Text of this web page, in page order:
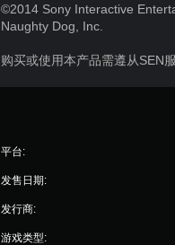
©2014 Sony Interactive
Naughty Dog, Inc.
购买或使用本产品需遵从SEN
平台:
发售日期:
发行商:
游戏类型: